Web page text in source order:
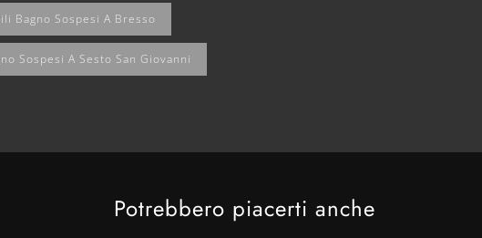
Bagno Sospesi A Bresso
Sospesi A Sesto San Giovanni
Potrebbero piacerti anche